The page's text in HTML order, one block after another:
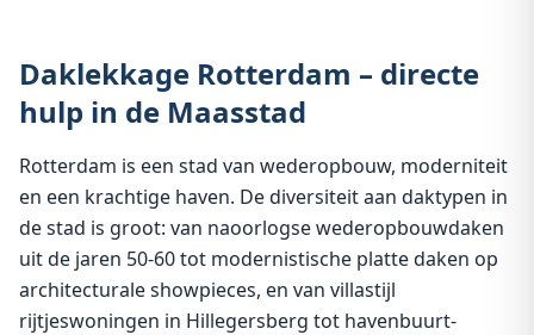
Daklekkage Rotterdam – directe
hulp in de Maasstad
Rotterdam is een stad van wederopbouw, moderniteit
en een krachtige haven. De diversiteit aan daktypen in
de stad is groot: van naoorlogse wederopbouwdaken
uit de jaren 50-60 tot modernistische platte daken op
architecturale showpieces, en van villastijl
rijtjeswoningen in Hillegersberg tot havenbuurt-